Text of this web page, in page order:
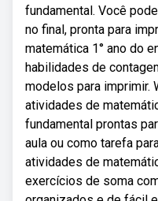
fundamental. Você
no final, pronta para
matemática 1° ano do
habilidades de
modelos para imprimir.
atividades de
fundamental prontas
aula ou como tarefa
atividades de
exercícios de soma